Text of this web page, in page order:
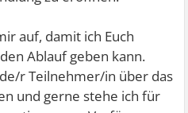
auf, damit ich Euch
Ablauf geben kann.
r Teilnehmer/in über das
und gerne stehe ich für